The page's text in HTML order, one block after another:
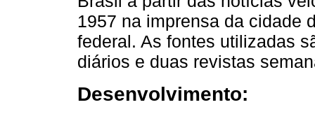
1957 na imprensa da cidade
federal. As fontes utilizadas
diários e duas revistas
Desenvolvimento: